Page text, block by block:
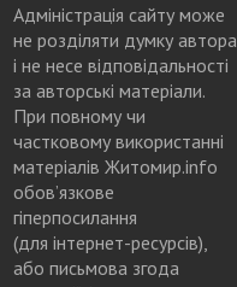
Адміністрація сайту може
не розділяти думку автора
і не несе відповідальності
за авторські матеріали.
При повному чи
частковому використанні
матеріалів Житомир.info
обов’язкове
гіперпосилання
(для інтернет-ресурсів),
або письмова згода